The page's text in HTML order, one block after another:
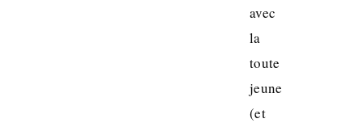
avec
la
toute
jeune
(et